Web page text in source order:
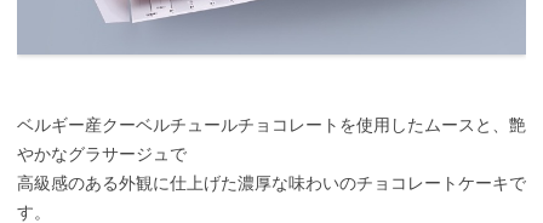
ベルギー産クーベルチュールチョコレートを使用したムースと、艶
やかなグラサージュで
高級感のある外観に仕上げた濃厚な味わいのチョコレートケーキで
す。